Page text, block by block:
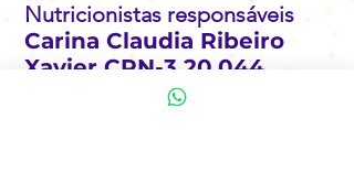
Nutricionistas responsáveis
Carina Claudia Ribeiro
Xavier CRN-3 20.044
Thatiana Gomes Trudes